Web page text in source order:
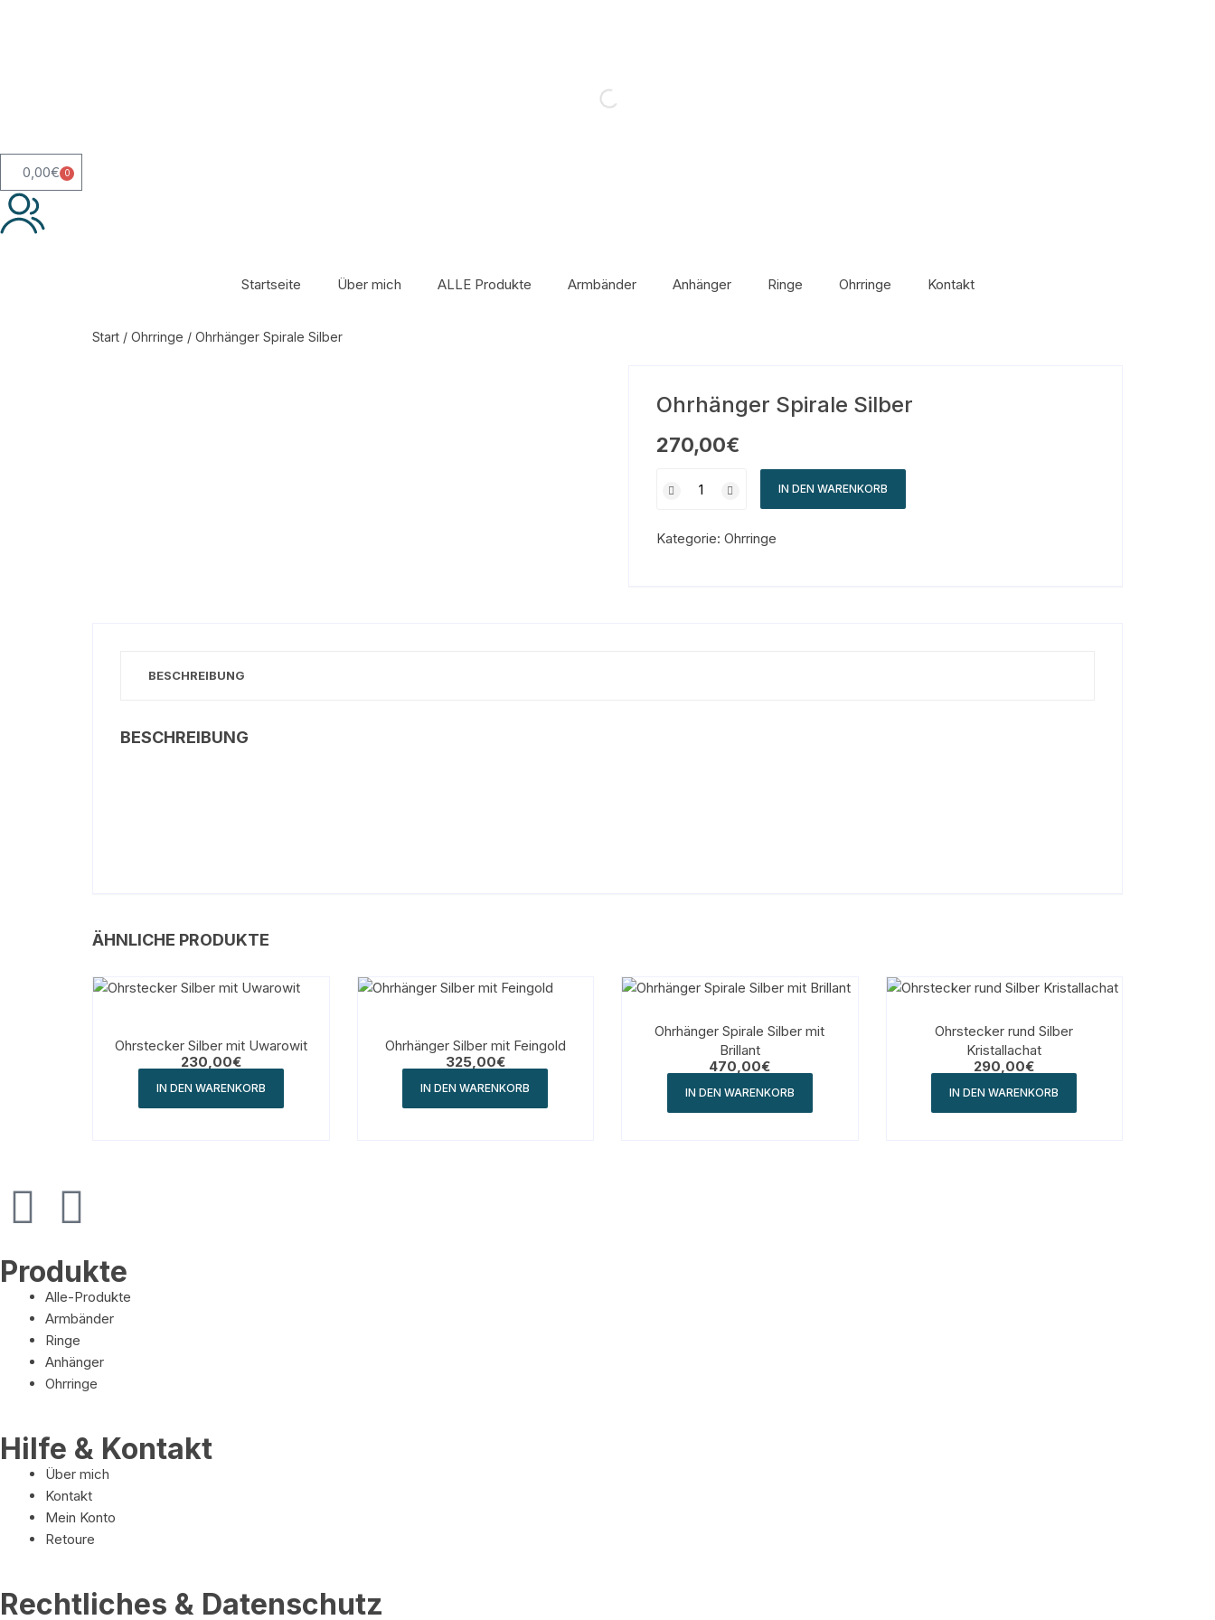
0,00€ 0
Startseite Über mich ALLE Produkte Armbänder Anhänger Ringe Ohrringe Kontakt
Start / Ohrringe / Ohrhänger Spirale Silber
Ohrhänger Spirale Silber
270,00€
IN DEN WARENKORB
Kategorie: Ohrringe
BESCHREIBUNG
BESCHREIBUNG
ÄHNLICHE PRODUKTE
Ohrstecker Silber mit Uwarowit
230,00€
IN DEN WARENKORB
Ohrhänger Silber mit Feingold
325,00€
IN DEN WARENKORB
Ohrhänger Spirale Silber mit
Brillant
470,00€
IN DEN WARENKORB
Ohrstecker rund Silber
Kristallachat
290,00€
IN DEN WARENKORB
Produkte
Alle-Produkte
Armbänder
Ringe
Anhänger
Ohrringe
Hilfe & Kontakt
Über mich
Kontakt
Mein Konto
Retoure
Rechtliches & Datenschutz